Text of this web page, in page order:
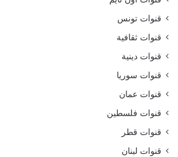
قنوات تونس
قنوات ثقافية
قنوات دينية
قنوات سوريا
قنوات عمان
قنوات فلسطين
قنوات قطر
قنوات لبنان